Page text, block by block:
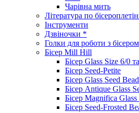
Чарівна мить
Література по
Інструменти
Дзвіночки *
Голки для роботи з бісером
Бісер Mill Hill
Бісер Glass Size 6/0
Бісер Seed-Petite
Бісер Glass Seed
Бісер Antique Glass
Бісер Magnifica Glass
Бісер Seed-Frosted